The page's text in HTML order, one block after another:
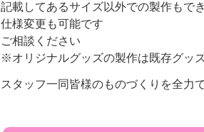
記載してあるサイズ以外での製作もで
仕様変更も可能です
ご相談ください
※オリジナルグッズの製作は既存グッ
スタッフ一同皆様のものづくりを全力